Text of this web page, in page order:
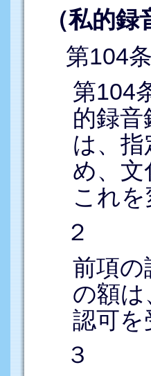
（私的
第104
第104
的録
は、
め、
これ
２
前項の
の額
認可を
３